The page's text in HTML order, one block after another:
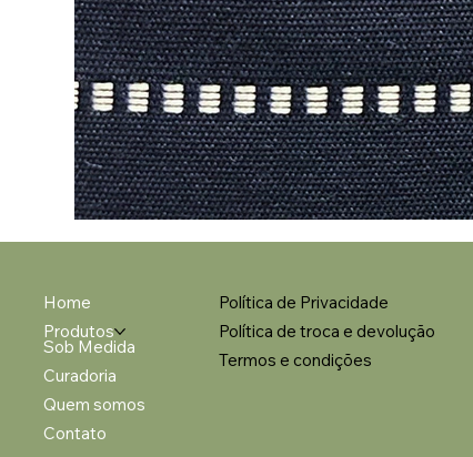
Home
Produtos
Sob Medida
Curadoria
Quem somos
Contato
Política de Privacidade
Política de troca e devolução
Termos e condições